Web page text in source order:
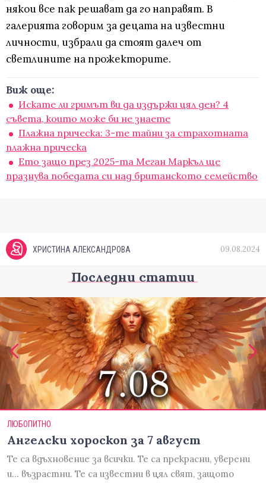
някои все пак решават да го направят. В
галерията говорим за децата на известни
личности, избрали да стоят далеч от
светлините на прожекторите.
Виж още:
Искате ли гримът ви да издържи цял ден? 4
съвета, които може би не знаете
Плажна прическа: 3-те тайни за страхотната
плажна прическа
Ето защо през 2025-та Меган Маркъл ще
празнува победата си над британското семейство
ХРИСТИНА АЛЕКСАНДРОВА 09.08.2024
Последни статии
ЛЮБОПИТНО
Ангелски хороскоп за 7 август
Те са вдъхновение за всички. Те са прекрасни, уверени
и... възрастни. Те са известни в цял свят, защото